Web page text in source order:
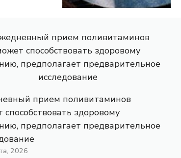
прием поливитаминов
способствовать здоровому
предполагает предварительное
2026